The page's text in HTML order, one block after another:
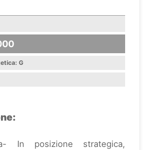
G
In posizione strategica,